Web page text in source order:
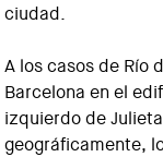
ciudad.
A los casos de Río
Barcelona en el
izquierdo de
geográficamente,